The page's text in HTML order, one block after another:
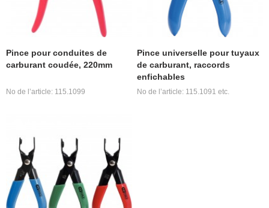
Pince pour conduites de
carburant coudée, 220mm
No de l’article: 115.1099
Pince universelle pour tuyaux
de carburant, raccords
enfichables
No de l’article: 115.1091 etc.